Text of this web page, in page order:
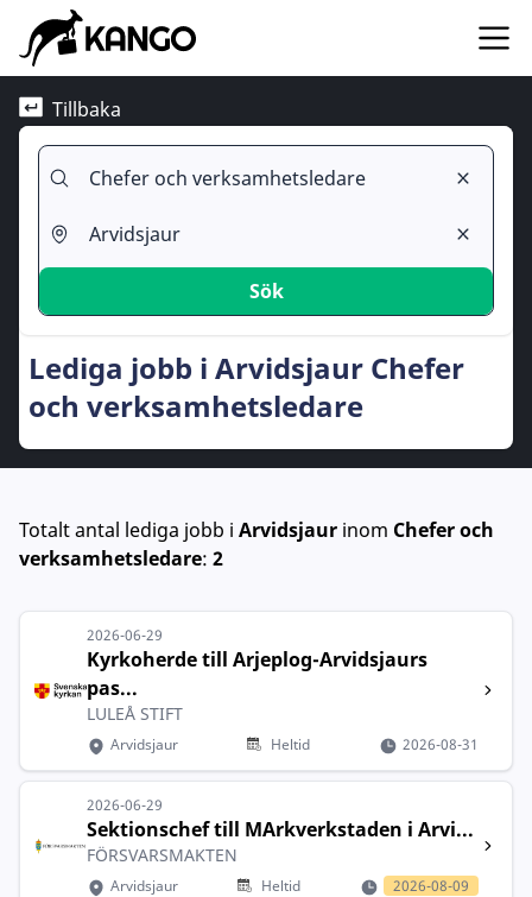
Tillbaka
Sök
Lediga jobb i Arvidsjaur Chefer
och verksamhetsledare
Totalt antal lediga jobb i Arvidsjaur inom Chefer och
verksamhetsledare: 2
2026-06-29
Kyrkoherde till Arjeplog-Arvidsjaurs
pas...
LULEÅ STIFT
Arvidsjaur Heltid 2026-08-31
2026-06-29
Sektionschef till MArkverkstaden i Arvi...
FÖRSVARSMAKTEN
Arvidsjaur Heltid 2026-08-09